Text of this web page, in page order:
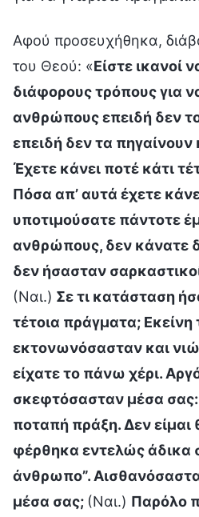
Αφού προσευχήθηκα,
του Θεού: «Είστε ικανοί
διάφορους τρόπους για
ανθρώπους επειδή δεν
επειδή δεν τα πηγαίνουν
Έχετε κάνει ποτέ κάτι
Πόσα απ’ αυτά έχετε
υποτιμούσατε πάντοτε
ανθρώπους, δεν κάνατε
δεν ήσασταν
(Ναι.) Σε τι κατάσταση
τέτοια πράγματα; Εκείνη
εκτονωνόσασταν και
είχατε το πάνω χέρι.
σκεφτόσασταν μέσα
ποταπή πράξη. Δεν
φέρθηκα εντελώς άδικα
άνθρωπο”.
μέσα σας; (Ναι.) Παρόλο